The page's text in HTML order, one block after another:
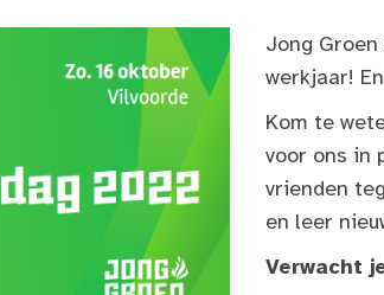
Jong
werkjaar!
Kom te
voor ons in
vrienden
en leer
Verwacht